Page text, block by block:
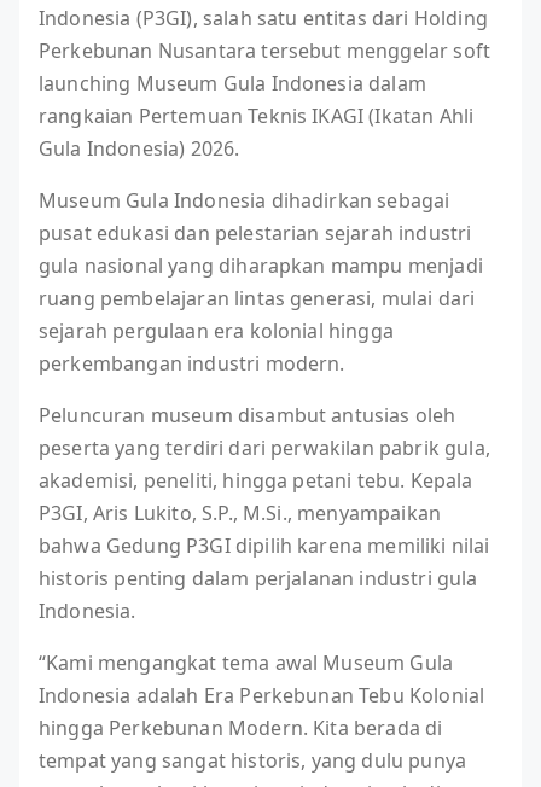
Indonesia (P3GI), salah satu entitas dari Holding
Perkebunan Nusantara tersebut menggelar soft
launching Museum Gula Indonesia dalam
rangkaian Pertemuan Teknis IKAGI (Ikatan Ahli
Gula Indonesia) 2026.
Museum Gula Indonesia dihadirkan sebagai
pusat edukasi dan pelestarian sejarah industri
gula nasional yang diharapkan mampu menjadi
ruang pembelajaran lintas generasi, mulai dari
sejarah pergulaan era kolonial hingga
perkembangan industri modern.
Peluncuran museum disambut antusias oleh
peserta yang terdiri dari perwakilan pabrik gula,
akademisi, peneliti, hingga petani tebu. Kepala
P3GI, Aris Lukito, S.P., M.Si., menyampaikan
bahwa Gedung P3GI dipilih karena memiliki nilai
historis penting dalam perjalanan industri gula
Indonesia.
“Kami mengangkat tema awal Museum Gula
Indonesia adalah Era Perkebunan Tebu Kolonial
hingga Perkebunan Modern. Kita berada di
tempat yang sangat historis, yang dulu punya